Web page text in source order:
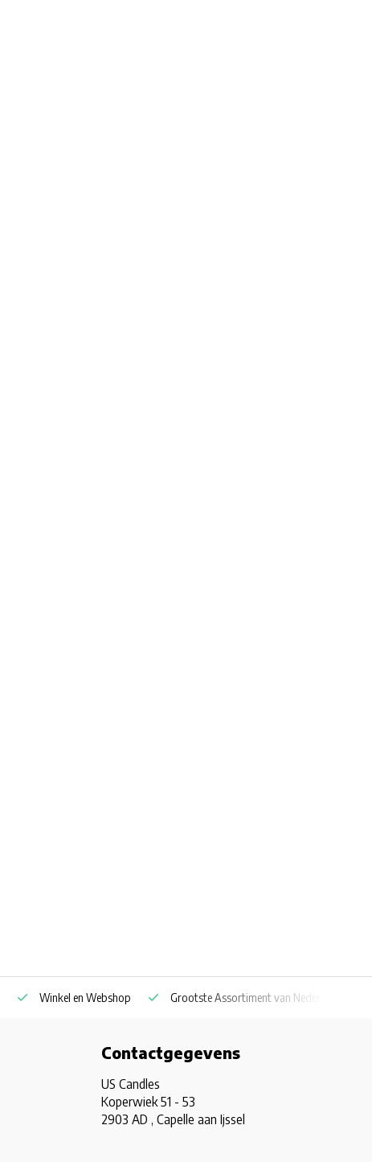
Winkel en Webshop Grootste Assortiment van Nederland &
Contactgegevens
US Candles
Koperwiek 51 - 53
2903 AD , Capelle aan Ijssel